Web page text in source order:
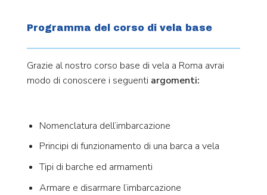
Programma del corso di vela base
Grazie al nostro corso base di vela a Roma avrai
modo di conoscere i seguenti argomenti:
Nomenclatura dell’imbarcazione
Principi di funzionamento di una barca a vela
Tipi di barche ed armamenti
Armare e disarmare l’imbarcazione